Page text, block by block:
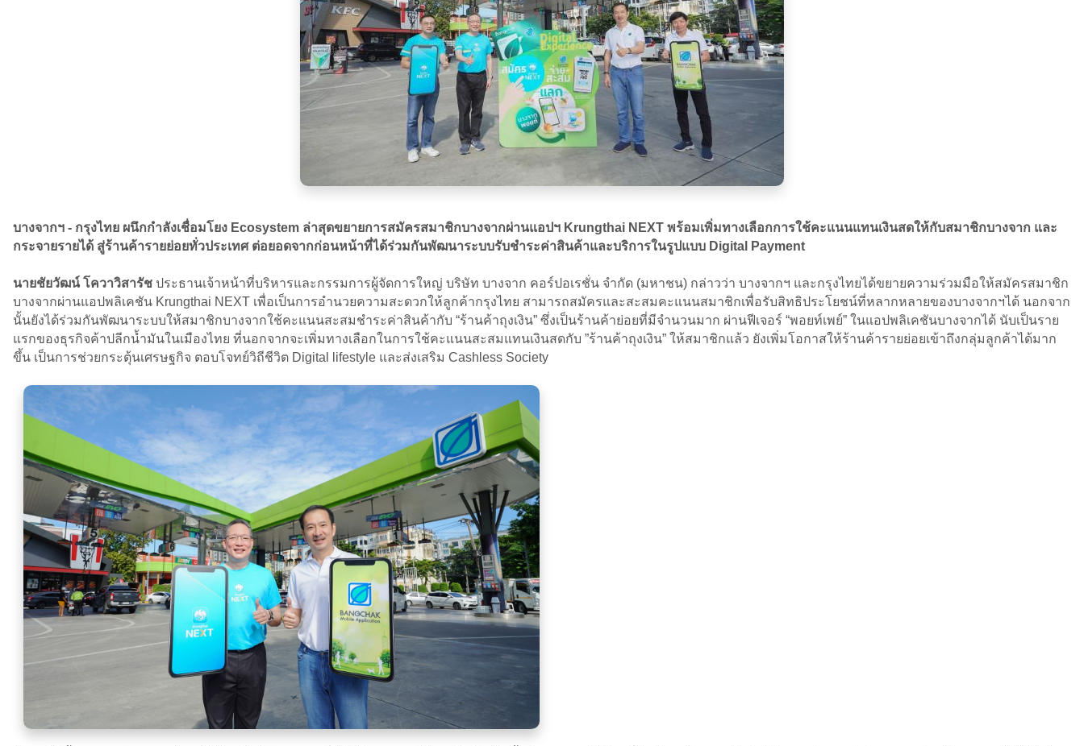
บางจากฯ - กรุงไทย ผนึกกำลังเชื่อมโยง Ecosystem ล่าสุดขยายการสมัครสมาชิกบางจากผ่านแอปฯ Krungthai NEXT พร้อมเพิ่มทางเลือกการใช้คะแนนแทนเงินสดให้กับสมาชิกบางจาก และ
กระจายรายได้ สู่ร้านค้ารายย่อยทั่วประเทศ ต่อยอดจากก่อนหน้าที่ได้ร่วมกันพัฒนาระบบรับชำระค่าสินค้าและบริการในรูปแบบ Digital Payment
นายชัยวัฒน์ โควาวิสารัช ประธานเจ้าหน้าที่บริหารและกรรมการผู้จัดการใหญ่ บริษัท บางจาก คอร์ปอเรชั่น จำกัด (มหาชน) กล่าวว่า บางจากฯ และกรุงไทยได้ขยายความร่วมมือให้สมัครสมาชิก
บางจากผ่านแอปพลิเคชัน Krungthai NEXT เพื่อเป็นการอำนวยความสะดวกให้ลูกค้ากรุงไทย สามารถสมัครและสะสมคะแนนสมาชิกเพื่อรับสิทธิประโยชน์ที่หลากหลายของบางจากฯได้ นอกจาก
นั้นยังได้ร่วมกันพัฒนาระบบให้สมาชิกบางจากใช้คะแนนสะสมชำระค่าสินค้ากับ “ร้านค้าถุงเงิน” ซึ่งเป็นร้านค้าย่อยที่มีจำนวนมาก ผ่านฟีเจอร์ “พอยท์เพย์” ในแอปพลิเคชันบางจากได้ นับเป็นราย
แรกของธุรกิจค้าปลีกน้ำมันในเมืองไทย ที่นอกจากจะเพิ่มทางเลือกในการใช้คะแนนสะสมแทนเงินสดกับ ”ร้านค้าถุงเงิน” ให้สมาชิกแล้ว ยังเพิ่มโอกาสให้ร้านค้ารายย่อยเข้าถึงกลุ่มลูกค้าได้มาก
ขึ้น เป็นการช่วยกระตุ้นเศรษฐกิจ ตอบโจทย์วิถีชีวิต Digital lifestyle และส่งเสริม Cashless Society